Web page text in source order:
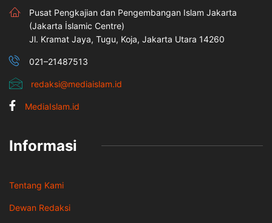
Pusat Pengkajian dan Pengembangan Islam Jakarta
(Jakarta İslamic Centre)
Jl. Kramat Jaya, Tugu, Koja, Jakarta Utara 14260
021–21487513
redaksi@mediaislam.id
MediaIslam.id
Informasi
Tentang Kami
Dewan Redaksi